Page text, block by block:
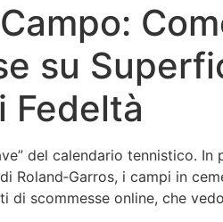
su
Fedeltà
del calendario tennistico.
Roland‑Garros, i campi in
di scommesse online, che